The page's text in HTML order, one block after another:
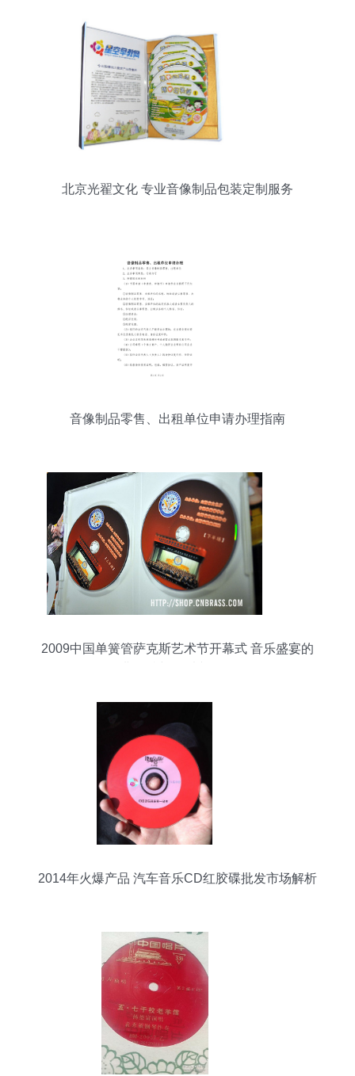
北京光翟文化 专业音像制品包装定制服务
音像制品零售、出租单位申请办理指南
2009中国单簧管萨克斯艺术节开幕式 音乐盛宴的
2014年火爆产品 汽车音乐CD红胶碟批发市场解析